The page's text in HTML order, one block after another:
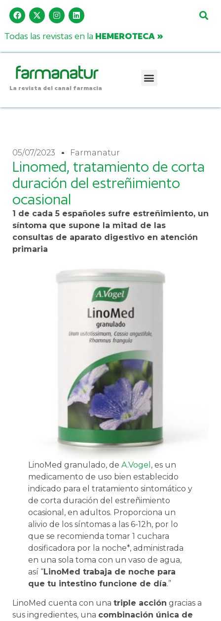
Todas las revistas en la HEMEROTECA »
La revista del canal farmacia
05/07/2023 Farmanatur
Linomed, tratamiento de corta
duración del estreñimiento
ocasional
1 de cada 5 españoles sufre estreñimiento, un
síntoma que supone la mitad de las
consultas de aparato digestivo en atención
primaria
LinoMed granulado, de A.Vogel , es un
medicamento de uso bien establecido
indicado para el tratamiento sintomático y
de corta duración del estreñimiento
ocasional, en adultos. Proporciona un
alivio de los síntomas a las 6-12h, por lo
que se recomienda tomar 1 cuchara
dosificadora por la noche*, administrada
en una sola toma con un vaso de agua,
así “LinoMed trabaja de noche para
que tu intestino funcione de día.”
LinoMed cuenta con una triple acción gracias a
sus ingredientes, una combinación única de